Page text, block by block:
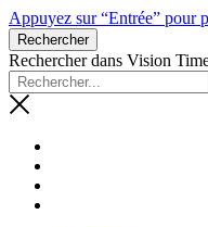
Appuyez sur “Entrée” pour
Rechercher
Rechercher dans Vision